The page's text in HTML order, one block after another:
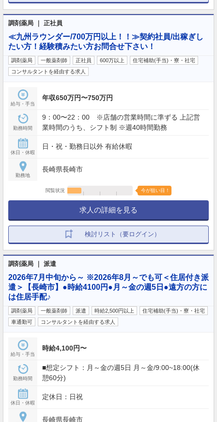
調剤薬局 ｜ 正社員
≪九州ラウンダー/700万円以上！！≫契約社員/出稼ぎし
たい方！経験積みたい方お問合せ下さい！
調剤薬局 一般薬剤師 正社員 600万以上
住宅補助(手当)・寮・社宅
コンサルタントを経由する求人
給与・手当
年収650万円〜750万円
勤務時間
9：00〜22：00 ※店舗の営業時間に準ずる 上記営
業時間のうち、シフト制 ※週40時間勤務
休日・休暇
日・祝・勤務日以外 有給休暇
勤務地
長崎県長崎市
閲覧状況 今が狙い目！
求人の詳細を見る
検討リスト（要ログイン）
調剤薬局 ｜ 派遣
2026年7月中旬から～ ※2026年8月～でも可＜住居付き派
遣＞【長崎市】●時給4100円●月～金の週5日●遠方の方に
は住居手配♪
調剤薬局 一般薬剤師 派遣 時給2,500円以上
住宅補助(手当)・寮・社宅
車通勤可
コンサルタントを経由する求人
給与・手当
時給4,100円〜
勤務時間
■想定シフト：月～金の週5日 月～金/9:00~18:00(休
憩60分)
休日・休暇
定休日：日祝
長崎県長崎市